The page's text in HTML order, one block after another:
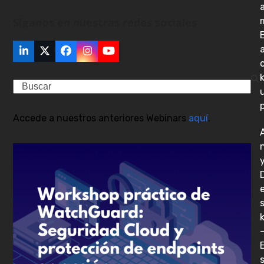
LinkedIn
Twitter
(deprecated)
Facebook
Instagram
YouTube
Search
Accede a nuestros anteriores Webinars aquí.
k
s
k
s